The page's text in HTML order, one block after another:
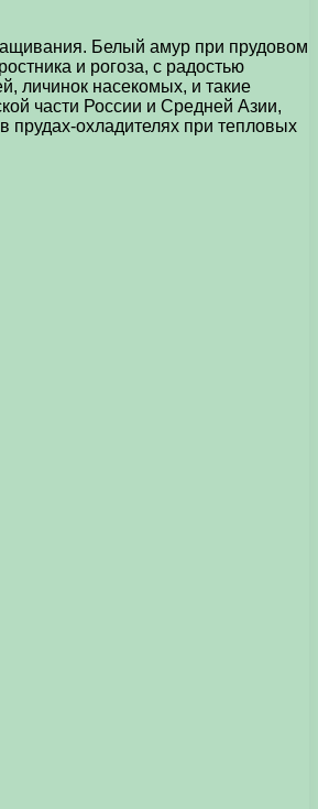
Белый амур при прудовом
и рогоза, с радостью
личинок насекомых, и такие
части России и Средней Азии,
охладителях при тепловых